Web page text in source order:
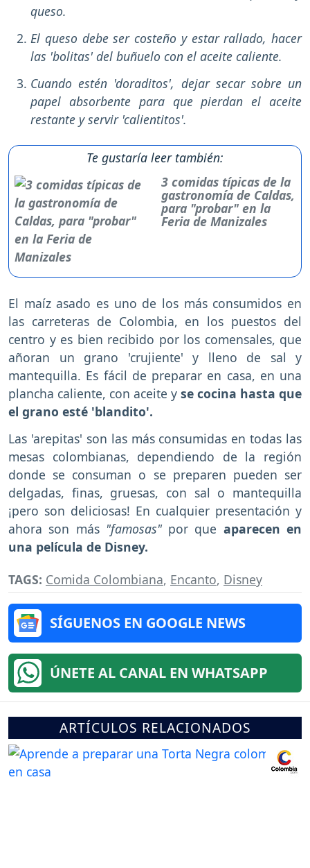
queso.
El queso debe ser costeño y estar rallado, hacer
las 'bolitas' del buñuelo con el aceite caliente.
Cuando estén 'doraditos', dejar secar sobre un
papel absorbente para que pierdan el aceite
restante y servir 'calientitos'.
Te gustaría leer también:
3 comidas típicas de la
gastronomía de Caldas,
para "probar" en la
Feria de Manizales
El maíz asado es uno de los más consumidos en
las carreteras de Colombia, en los puestos del
centro y es bien recibido por los comensales, que
añoran un grano 'crujiente' y lleno de sal y
mantequilla. Es fácil de preparar en casa, en una
plancha caliente, con aceite y se cocina hasta que
el grano esté 'blandito'.
Las 'arepitas' son las más consumidas en todas las
mesas colombianas, dependiendo de la región
donde se consuman o se preparen pueden ser
delgadas, finas, gruesas, con sal o mantequilla
¡pero son deliciosas! En cualquier presentación y
ahora son más "famosas" por que aparecen en
una película de Disney.
TAGS: Comida Colombiana, Encanto, Disney
SÍGUENOS EN GOOGLE NEWS
ÚNETE AL CANAL EN WHATSAPP
ARTÍCULOS RELACIONADOS